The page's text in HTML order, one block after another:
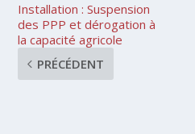
Installation : Suspension
des PPP et dérogation à
la capacité agricole
PRÉCÉDENT